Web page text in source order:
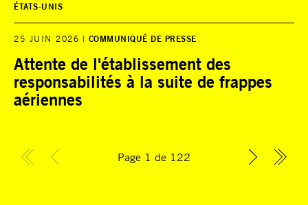
ÉTATS-UNIS
25 JUIN 2026 COMMUNIQUÉ DE PRESSE
Attente de l'établissement des
responsabilités à la suite de frappes
aériennes
Page 1 de 122